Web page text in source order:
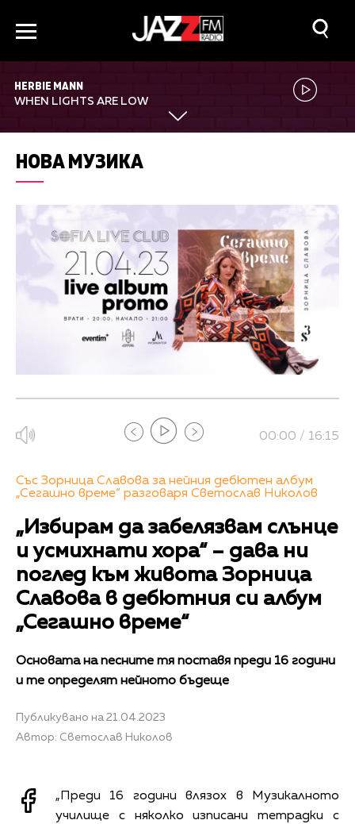
HERBIE MANN
WHEN LIGHTS ARE LOW
НОВА МУЗИКА
00:00 / 16:15
Със Зорница Славова за нейния дебютен албум
„Сегашно време“ разговаря Светослав Николов
„Избирам да забелязвам слънце
и усмихнати хора“ – дава ни
поглед към живота Зорница
Славова в дебютния си албум
„Сегашно време“
Основата на песните тя поставя преди 16 години
и те определят нейното бъдеще
Публикувано на 21.04.2023
Автор: Светослав Николов
„Преди 16 години влязох в Музикалното
училище с няколко изписани тетрадки с